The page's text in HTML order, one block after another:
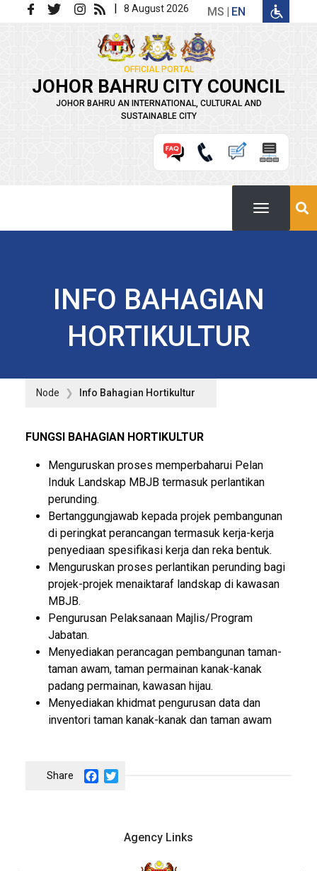
Skip to main content | 8 August 2026 MS EN
OFFICIAL PORTAL
JOHOR BAHRU CITY COUNCIL
JOHOR BAHRU AN INTERNATIONAL, CULTURAL AND
SUSTAINABLE CITY
INFO BAHAGIAN
HORTIKULTUR
Node Info Bahagian Hortikultur
FUNGSI BAHAGIAN HORTIKULTUR
Menguruskan proses memperbaharui Pelan
Induk Landskap MBJB termasuk perlantikan
perunding.
Bertanggungjawab kepada projek pembangunan
di peringkat perancangan termasuk kerja-kerja
penyediaan spesifikasi kerja dan reka bentuk.
Menguruskan proses perlantikan perunding bagi
projek-projek menaiktaraf landskap di kawasan
MBJB.
Pengurusan Pelaksanaan Majlis/Program
Jabatan.
Menyediakan perancagan pembangunan taman-
taman awam, taman permainan kanak-kanak
padang permainan, kawasan hijau.
Menyediakan khidmat pengurusan data dan
inventori taman kanak-kanak dan taman awam
Facebook
Agency Links